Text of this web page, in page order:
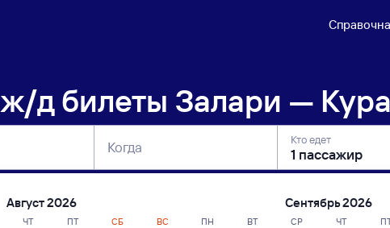
ж/д билеты Залари —
Когда Кто едет
Август 2026
ЧТ ПТ СБ ВС
Сентябрь 2026
ПН ВТ СР ЧТ